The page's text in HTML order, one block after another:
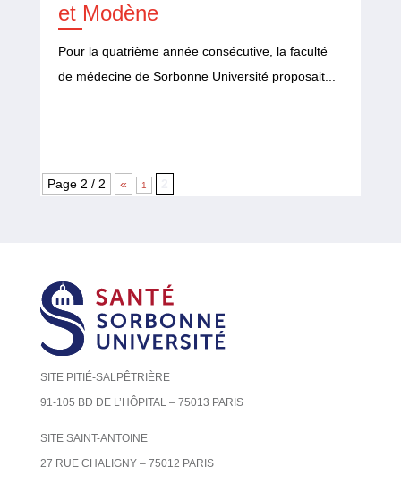
et Modène
Pour la quatrième année consécutive, la faculté
de médecine de Sorbonne Université proposait...
Page 2 / 2 « 1
SITE PITIÉ-SALPÊTRIÈRE
91-105 BD DE L’HÔPITAL – 75013 PARIS
SITE SAINT-ANTOINE
27 RUE CHALIGNY – 75012 PARIS